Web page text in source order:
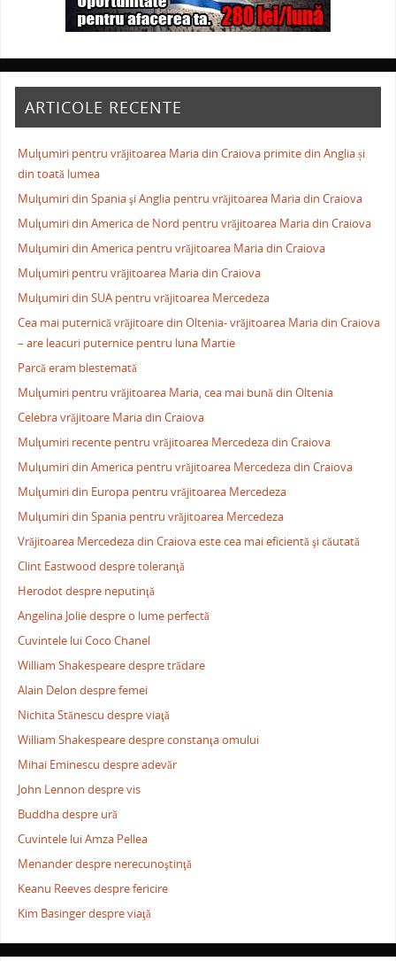
ARTICOLE RECENTE
Mulţumiri pentru vrăjitoarea Maria din Craiova primite din Anglia și
din toată lumea
Mulţumiri din Spania şi Anglia pentru vrăjitoarea Maria din Craiova
Mulţumiri din America de Nord pentru vrăjitoarea Maria din Craiova
Mulţumiri din America pentru vrăjitoarea Maria din Craiova
Mulţumiri pentru vrăjitoarea Maria din Craiova
Mulţumiri din SUA pentru vrăjitoarea Mercedeza
Cea mai puternică vrăjitoare din Oltenia- vrăjitoarea Maria din Craiova
– are leacuri puternice pentru luna Martie
Parcă eram blestemată
Mulţumiri pentru vrăjitoarea Maria, cea mai bună din Oltenia
Celebra vrăjitoare Maria din Craiova
Mulţumiri recente pentru vrăjitoarea Mercedeza din Craiova
Mulţumiri din America pentru vrăjitoarea Mercedeza din Craiova
Mulţumiri din Europa pentru vrăjitoarea Mercedeza
Mulţumiri din Spania pentru vrăjitoarea Mercedeza
Vrăjitoarea Mercedeza din Craiova este cea mai eficientă şi căutată
Clint Eastwood despre toleranţă
Herodot despre neputinţă
Angelina Jolie despre o lume perfectă
Cuvintele lui Coco Chanel
William Shakespeare despre trădare
Alain Delon despre femei
Nichita Stănescu despre viaţă
William Shakespeare despre constanţa omului
Mihai Eminescu despre adevăr
John Lennon despre vis
Buddha despre ură
Cuvintele lui Amza Pellea
Menander despre nerecunoştinţă
Keanu Reeves despre fericire
Kim Basinger despre viaţă